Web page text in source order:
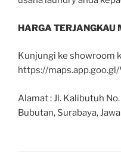
HARGA TERJANGKAU
Kunjungi ke showroom
https://
Alamat : Jl. Kalibutuh
Bubutan, Surabaya,